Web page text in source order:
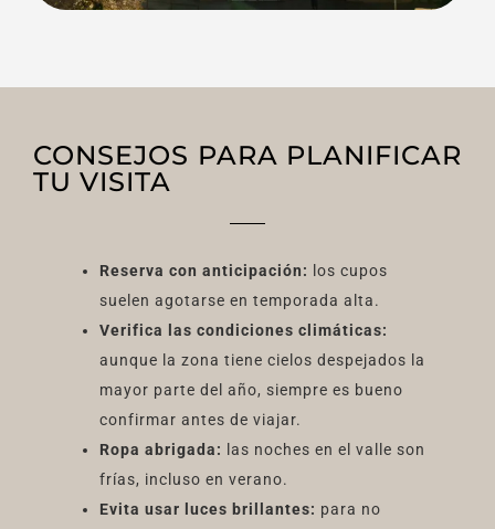
CONSEJOS PARA PLANIFICAR
TU VISITA
Reserva con anticipación:
los cupos
suelen agotarse en temporada alta.
Verifica las condiciones climáticas:
aunque la zona tiene cielos despejados la
mayor parte del año, siempre es bueno
confirmar antes de viajar.
Ropa abrigada:
las noches en el valle son
frías, incluso en verano.
Evita usar luces brillantes: para no